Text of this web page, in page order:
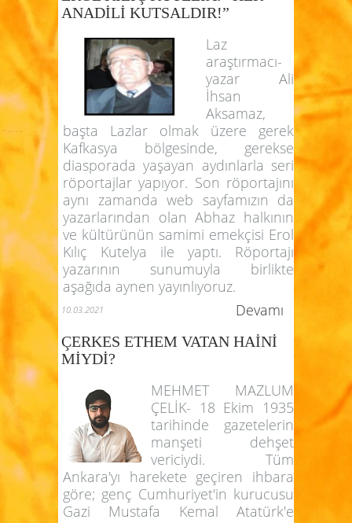
ANADİLİ KUTSALDIR!”
Laz
araştırmacı-
yazar Ali
İhsan
Aksamaz,
başta Lazlar olmak üzere gerek
Kafkasya bölgesinde, gerekse
diasporada yaşayan aydınlarla seri
röportajlar yapıyor. Son röportajını
aynı zamanda web sayfamızın da
yazarlarından olan Abhaz halkının
ve kültürünün samimi emekçisi Erol
Kılıç Kutelya ile yaptı. Röportajı
yazarının sunumuyla birlikte
aşağıda aynen yayınlıyoruz.
10.03.2021 Devamı
ÇERKES ETHEM VATAN HAİNİ
MİYDİ?
MEHMET MAZLUM
ÇELİK- 18 Ekim 1935
tarihinde gazetelerin
manşeti dehşet
vericiydi. Tüm
Ankara'yı harekete geçiren ihbara
göre; genç Cumhuriyet'in kurucusu
Gazi Mustafa Kemal Atatürk'e